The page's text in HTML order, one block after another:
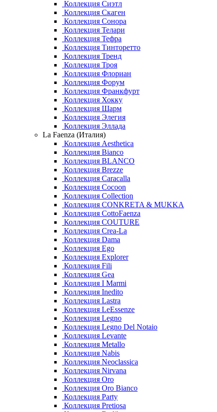
Коллекция Сиэтл
Коллекция Скаген
Коллекция Сонора
Коллекция Телари
Коллекция Тефра
Коллекция Тинторетто
Коллекция Тренд
Коллекция Троя
Коллекция Флориан
Коллекция Форум
Коллекция Франкфурт
Коллекция Хокку
Коллекция Шарм
Коллекция Элегия
Коллекция Эллада
La Faenza (Италия)
Коллекция Aesthetica
Коллекция Bianco
Коллекция BLANCO
Коллекция Brezze
Коллекция Caracalla
Коллекция Cocoon
Коллекция Collection
Коллекция CONKRETA & MUKKA
Коллекция CottoFaenza
Коллекция COUTURE
Коллекция Crea-La
Коллекция Dama
Коллекция Ego
Коллекция Explorer
Коллекция Fili
Коллекция Gea
Коллекция I Marmi
Коллекция Inedito
Коллекция Lastra
Коллекция LeEssenze
Коллекция Legno
Коллекция Legno Del Notaio
Коллекция Levante
Коллекция Metallo
Коллекция Nabis
Коллекция Neoclassica
Коллекция Nirvana
Коллекция Oro
Коллекция Oro Bianco
Коллекция Party
Коллекция Pretiosa